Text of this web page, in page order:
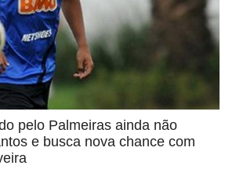
pelo Palmeiras ainda não
e busca nova chance com